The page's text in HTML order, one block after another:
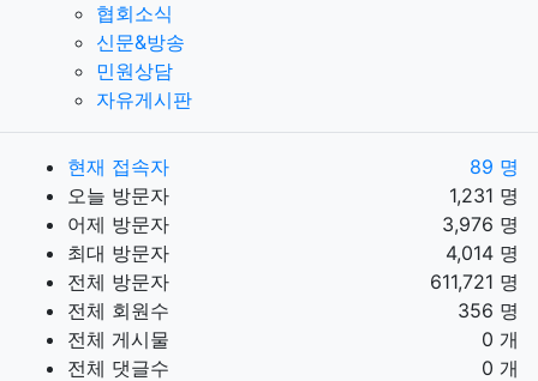
협회소식
신문&방송
민원상담
자유게시판
현재 접속자
89 명
오늘 방문자
1,231 명
어제 방문자
3,976 명
최대 방문자
4,014 명
전체 방문자
611,721 명
전체 회원수
356 명
전체 게시물
0 개
전체 댓글수
0 개